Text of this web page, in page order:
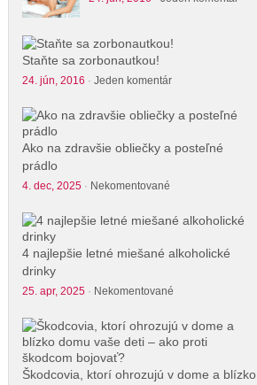
Staňte sa zorbonautkou!
24. jún, 2016 · Jeden komentár
Ako na zdravšie obliečky a posteľné
prádlo
4. dec, 2025· Nekomentované
4 najlepšie letné miešané alkoholické
drinky
25. apr, 2025· Nekomentované
Škodcovia, ktorí ohrozujú v dome a blízko